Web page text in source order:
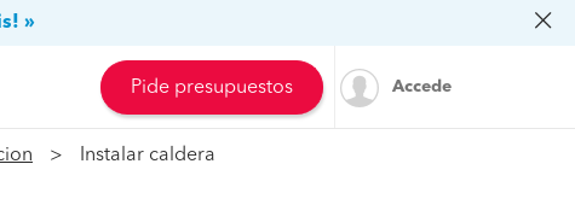
»
Pide presupuestos Accede
Instalar caldera